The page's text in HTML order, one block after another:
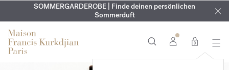
EXKLUSIV | Erhalten Sie OUD velvet moodin Ihrer Bestellung*
KOSTENLOSE GRAVUR | Auf alle Düfte und Körperöle bis zum
9. August
SOMMERGARDEROBE | Finde deinen persönlichen
Sommerduft
0